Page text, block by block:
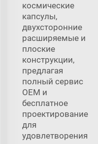
космические
капсулы,
двухсторонние
расширяемые и
плоские
конструкции,
предлагая
полный сервис
OEM и
бесплатное
проектирование
для
удовлетворения